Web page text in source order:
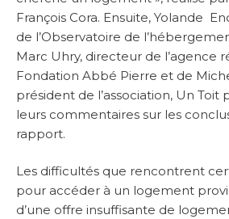
François Cora. Ensuite, Yolande
de l’Observatoire de
Marc Uhry, directeur de l’agence
Fondation Abbé Pierre et de
président de l’association, Un Toit
leurs commentaires sur les
rapport.
Les difficultés que rencontrent
pour accéder à un logement
d’une offre insuffisante de